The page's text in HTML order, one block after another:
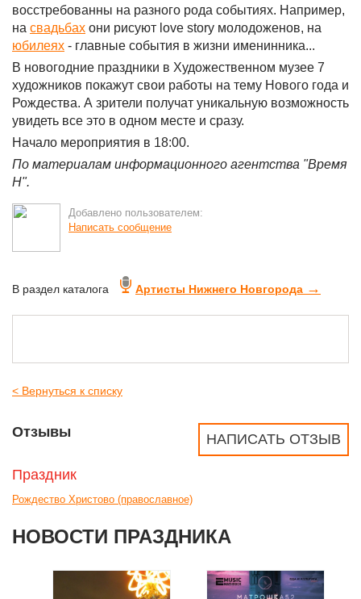
восстребованны на разного рода событиях. Например,
на свадьбах они рисуют love story молодоженов, на
юбилеях - главные события в жизни именинника...
В новогодние праздники в Художественном музее 7
художников покажут свои работы на тему Нового года и
Рождества. А зрители получат уникальную возможность
увидеть все это в одном месте и сразу.
Начало мероприятия в 18:00.
По материалам информационного агентства "Время
Н".
Добавлено пользователем:
Написать сообщение
В раздел каталога Артисты Нижнего Новгорода →
< Вернуться к списку
НАПИСАТЬ ОТЗЫВ
Отзывы
Праздник
Рождество Христово (православное)
НОВОСТИ ПРАЗДНИКА